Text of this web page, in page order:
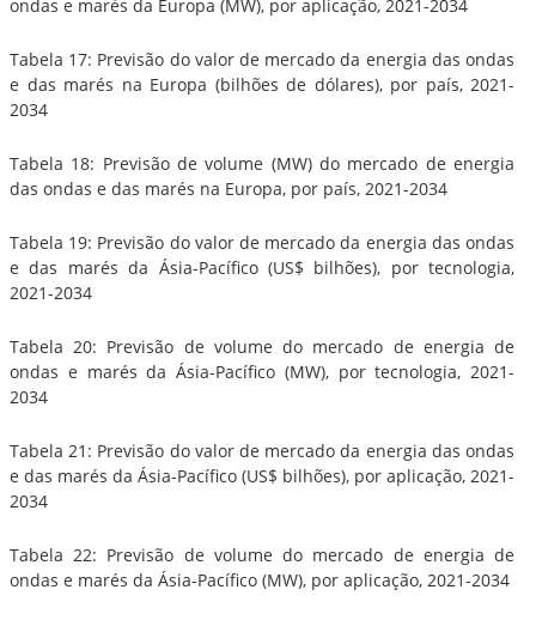
ondas e marés da Europa (MW), por aplicação, 2021-2034
Tabela 17: Previsão do valor de mercado da energia das ondas
e das marés na Europa (bilhões de dólares), por país, 2021-
2034
Tabela 18: Previsão de volume (MW) do mercado de energia
das ondas e das marés na Europa, por país, 2021-2034
Tabela 19: Previsão do valor de mercado da energia das ondas
e das marés da Ásia-Pacífico (US$ bilhões), por tecnologia,
2021-2034
Tabela 20: Previsão de volume do mercado de energia de
ondas e marés da Ásia-Pacífico (MW), por tecnologia, 2021-
2034
Tabela 21: Previsão do valor de mercado da energia das ondas
e das marés da Ásia-Pacífico (US$ bilhões), por aplicação, 2021-
2034
Tabela 22: Previsão de volume do mercado de energia de
ondas e marés da Ásia-Pacífico (MW), por aplicação, 2021-2034